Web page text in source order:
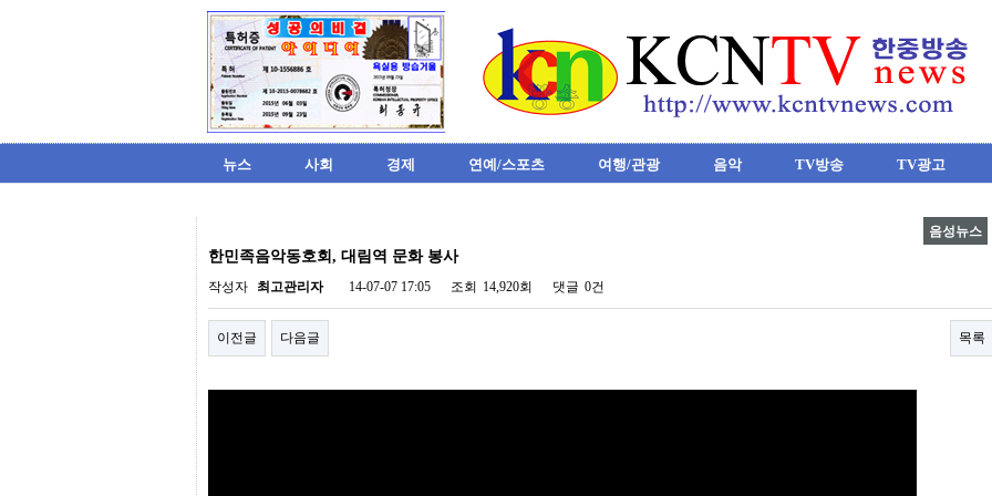
뉴스 사회 경제 연예/스포츠 여행/관광 음악 TV방송 TV광고
탑-
시
리
스
구
음성뉴스
한민족음악동호회, 대림역 문화 봉사
작성자 최고관리자 14-07-07 17:05 조회 14,920회 댓글 0건
이전글 다음글 목록